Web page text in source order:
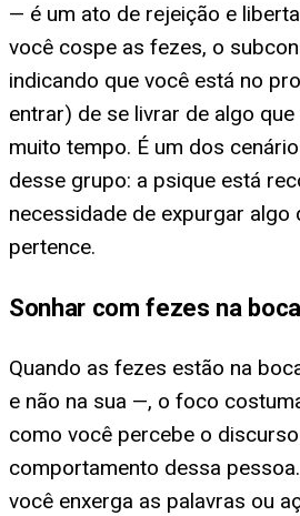
— é um ato de rejeição e
você cospe as fezes, o
indicando que você está no
entrar) de se livrar de algo
muito tempo. É um dos
desse grupo: a psique está
necessidade de expurgar algo
pertence.
Sonhar com fezes na
Quando as fezes estão na
e não na sua —, o foco
como você percebe o
comportamento dessa
você enxerga as palavras ou